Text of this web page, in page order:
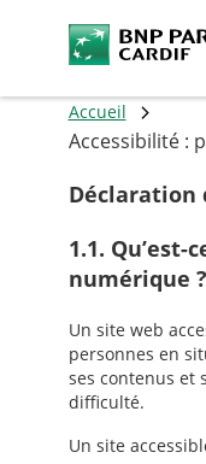
Accueil
Accessibilité :
Déclaration
1.1. Qu’est-
numérique ?
Un site web
personnes en
ses contenus et
difficulté.
Un site